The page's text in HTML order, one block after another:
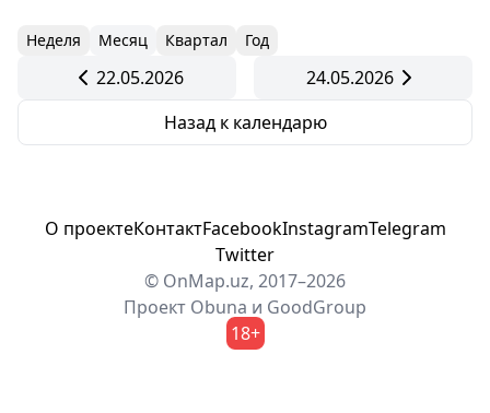
Неделя Месяц Квартал Год
22.05.2026
24.05.2026
Назад к календарю
О проектеКонтактFacebookInstagramTelegram
Twitter
© OnMap.uz, 2017–2026
Проект Obuna и GoodGroup
18+